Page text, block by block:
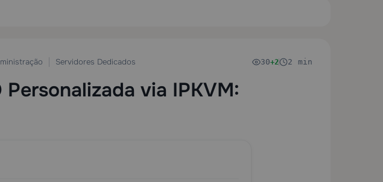
Servidores Dedicados 30+2 2 min
via IPKVM: